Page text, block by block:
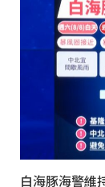
白海豚海警維